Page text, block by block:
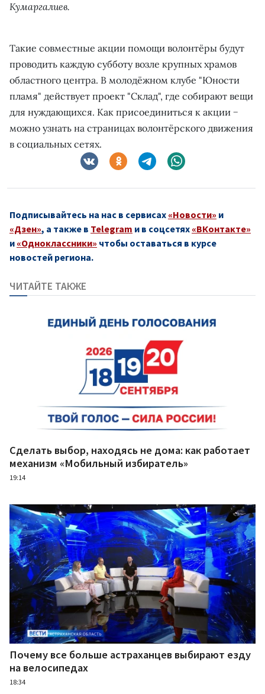
Кумаргалиев.
Такие совместные акции помощи волонтёры будут
проводить каждую субботу возле крупных храмов
областного центра. В молодёжном клубе "Юности
пламя" действует проект "Склад", где собирают вещи
для нуждающихся. Как присоединиться к акции −
можно узнать на страницах волонтёрского движения
в социальных сетях.
Подписывайтесь на нас в сервисах «Новости» и
«Дзен», а также в Telegram и в соцсетях «ВКонтакте»
и «Одноклассники» чтобы оставаться в курсе
новостей региона.
ЧИТАЙТЕ ТАКЖЕ
Сделать выбор, находясь не дома: как работает
механизм «Мобильный избиратель»
19:14
Почему все больше астраханцев выбирают езду
на велосипедах
18:34